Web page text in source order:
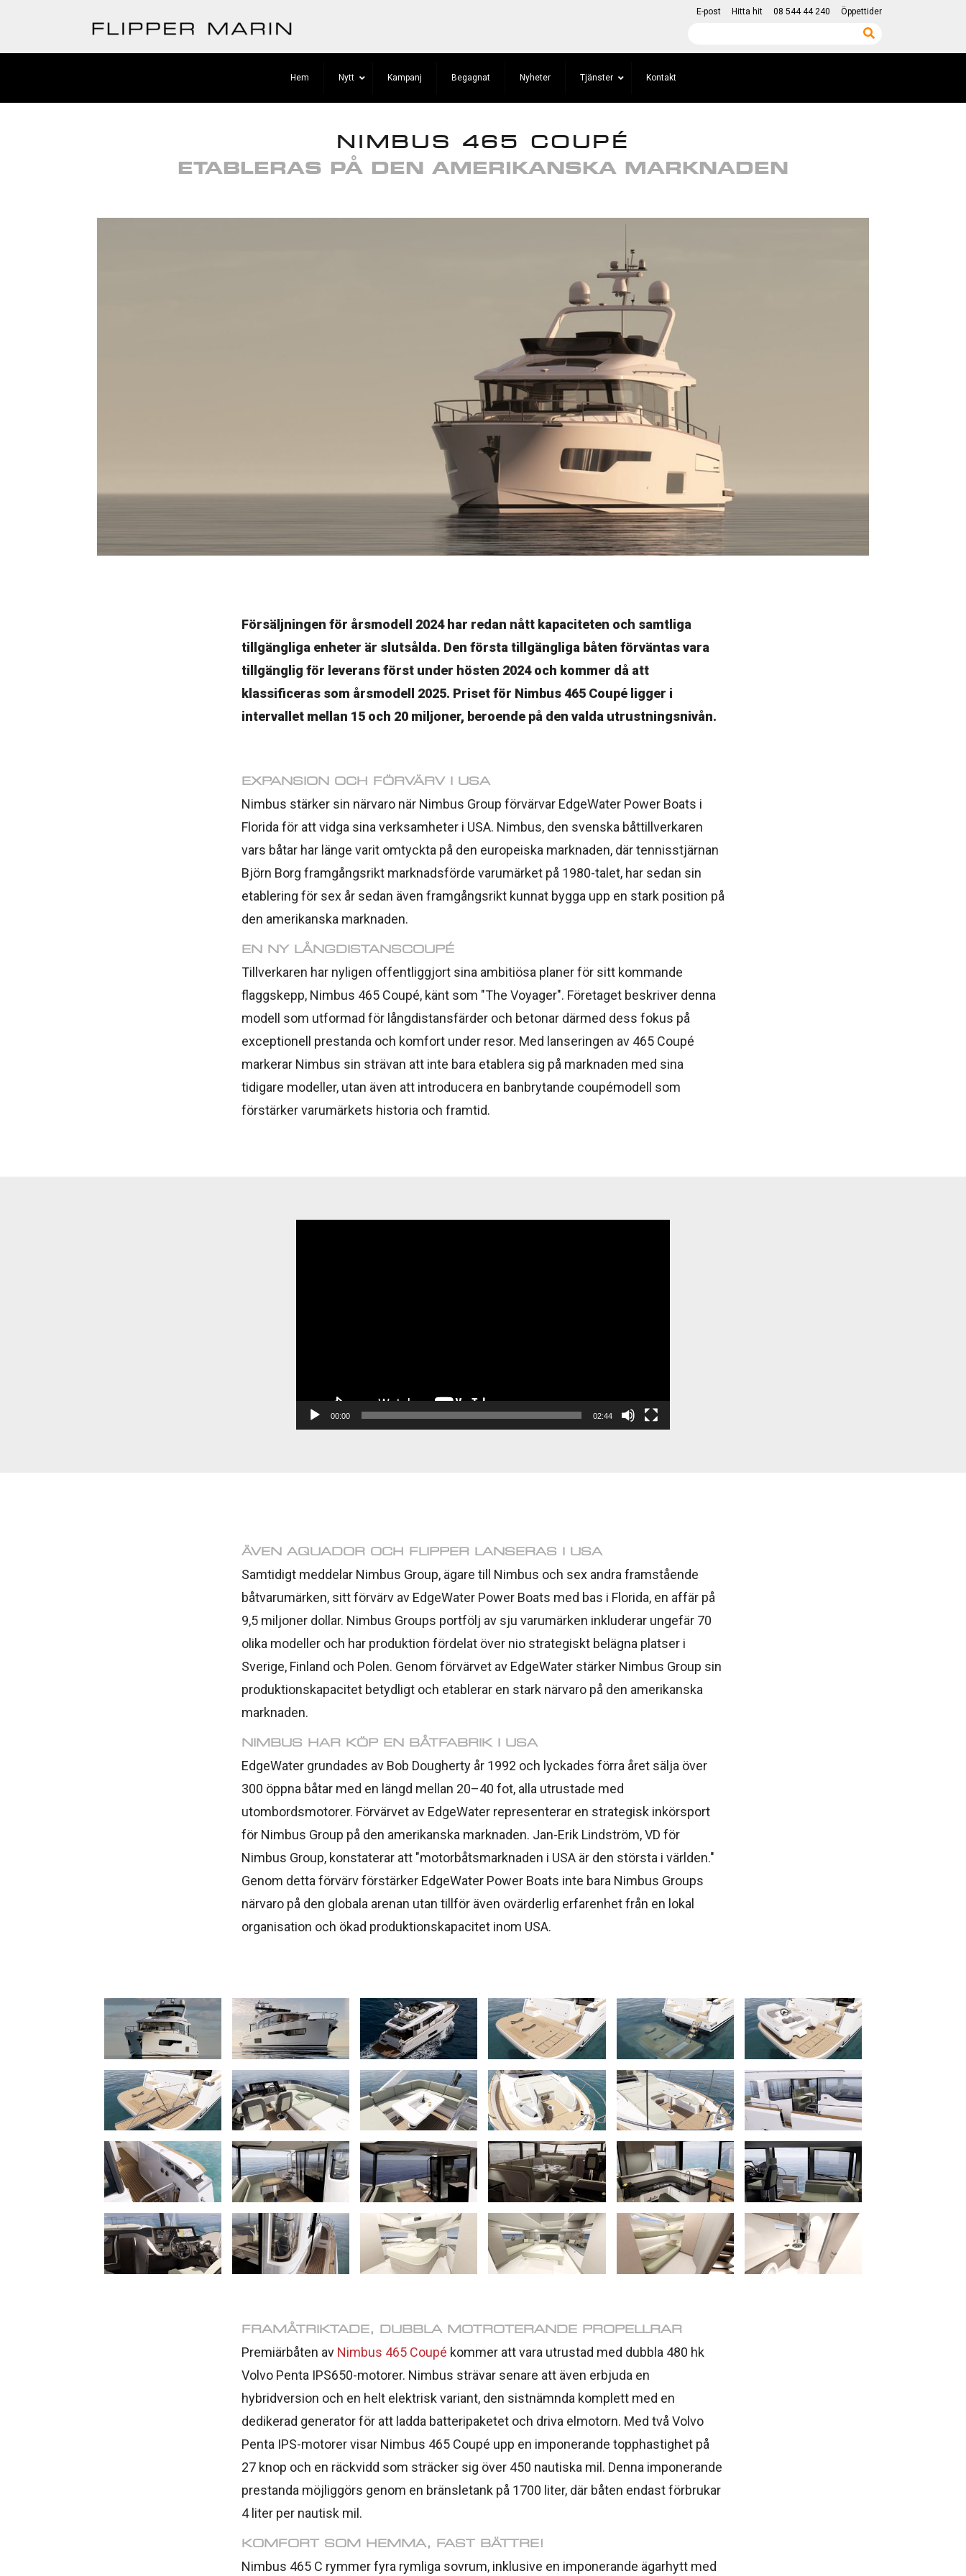
E-post Hitta hit 08 544 44 240 Öppettider
Hem Nytt Kampanj Begagnat Nyheter Tjänster Kontakt
NIMBUS 465 COUPÉ
ETABLERAS PÅ DEN AMERIKANSKA MARKNADEN
Försäljningen för årsmodell 2024 har redan nått kapaciteten och samtliga
tillgängliga enheter är slutsålda. Den första tillgängliga båten förväntas vara
tillgänglig för leverans först under hösten 2024 och kommer då att
klassificeras som årsmodell 2025. Priset för Nimbus 465 Coupé ligger i
intervallet mellan 15 och 20 miljoner, beroende på den valda utrustningsnivån.
EXPANSION OCH FÖRVÄRV I USA
Nimbus stärker sin närvaro när Nimbus Group förvärvar EdgeWater Power Boats i
Florida för att vidga sina verksamheter i USA. Nimbus, den svenska båttillverkaren
vars båtar har länge varit omtyckta på den europeiska marknaden, där tennisstjärnan
Björn Borg framgångsrikt marknadsförde varumärket på 1980-talet, har sedan sin
etablering för sex år sedan även framgångsrikt kunnat bygga upp en stark position på
den amerikanska marknaden.
EN NY LÅNGDISTANSCOUPÉ
Tillverkaren har nyligen offentliggjort sina ambitiösa planer för sitt kommande
flaggskepp, Nimbus 465 Coupé, känt som "The Voyager". Företaget beskriver denna
modell som utformad för långdistansfärder och betonar därmed dess fokus på
exceptionell prestanda och komfort under resor. Med lanseringen av 465 Coupé
markerar Nimbus sin strävan att inte bara etablera sig på marknaden med sina
tidigare modeller, utan även att introducera en banbrytande coupémodell som
förstärker varumärkets historia och framtid.
00:00 02:44
ÄVEN AQUADOR OCH FLIPPER LANSERAS I USA
Samtidigt meddelar Nimbus Group, ägare till Nimbus och sex andra framstående
båtvarumärken, sitt förvärv av EdgeWater Power Boats med bas i Florida, en affär på
9,5 miljoner dollar. Nimbus Groups portfölj av sju varumärken inkluderar ungefär 70
olika modeller och har produktion fördelat över nio strategiskt belägna platser i
Sverige, Finland och Polen. Genom förvärvet av EdgeWater stärker Nimbus Group sin
produktionskapacitet betydligt och etablerar en stark närvaro på den amerikanska
marknaden.
NIMBUS HAR KÖP EN BÅTFABRIK I USA
EdgeWater grundades av Bob Dougherty år 1992 och lyckades förra året sälja över
300 öppna båtar med en längd mellan 20–40 fot, alla utrustade med
utombordsmotorer. Förvärvet av EdgeWater representerar en strategisk inkörsport
för Nimbus Group på den amerikanska marknaden. Jan-Erik Lindström, VD för
Nimbus Group, konstaterar att "motorbåtsmarknaden i USA är den största i världen."
Genom detta förvärv förstärker EdgeWater Power Boats inte bara Nimbus Groups
närvaro på den globala arenan utan tillför även ovärderlig erfarenhet från en lokal
organisation och ökad produktionskapacitet inom USA.
FRAMÅTRIKTADE, DUBBLA MOTROTERANDE PROPELLRAR
Premiärbåten av Nimbus 465 Coupé kommer att vara utrustad med dubbla 480 hk
Volvo Penta IPS650-motorer. Nimbus strävar senare att även erbjuda en
hybridversion och en helt elektrisk variant, den sistnämnda komplett med en
dedikerad generator för att ladda batteripaketet och driva elmotorn. Med två Volvo
Penta IPS-motorer visar Nimbus 465 Coupé upp en imponerande topphastighet på
27 knop och en räckvidd som sträcker sig över 450 nautiska mil. Denna imponerande
prestanda möjliggörs genom en bränsletank på 1700 liter, där båten endast förbrukar
4 liter per nautisk mil.
KOMFORT SOM HEMMA, FAST BÄTTRE!
Nimbus 465 C rymmer fyra rymliga sovrum, inklusive en imponerande ägarhytt med